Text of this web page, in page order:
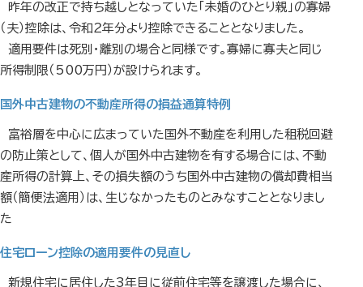
昨年の改正で持ち越しとなっていた「未婚のひとり親」の寡婦
（夫）控除は、令和２年分より控除できることとなりました。
適用要件は死別・離別の場合と同様です。寡婦に寡夫と同じ
所得制限（500万円）が設けられます。
国外中古建物の不動産所得の損益通算特例
富裕層を中心に広まっていた国外不動産を利用した租税回避
の防止策として、個人が国外中古建物を有する場合には、不動
産所得の計算上、その損失額のうち国外中古建物の償却費相当
額（簡便法適用）は、生じなかったものとみなすこととなりまし
た
住宅ローン控除の適用要件の見直し
新規住宅に居住した3年目に従前住宅等を譲渡した場合に、